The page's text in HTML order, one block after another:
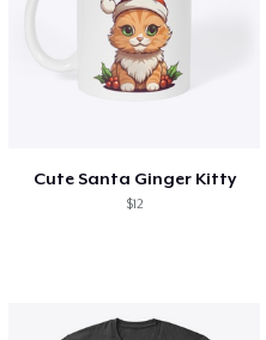
Cute Santa Ginger Kitty
$12